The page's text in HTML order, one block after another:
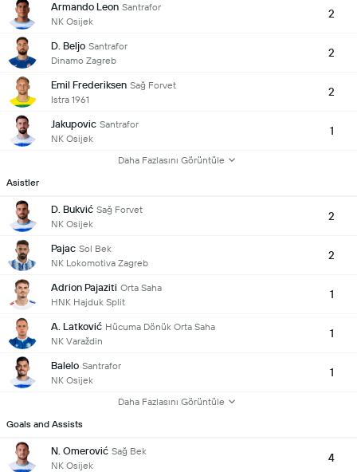
Armando Leon Santrafor
NK Osijek
2
D. Beljo Santrafor
Dinamo Zagreb
2
Emil Frederiksen Sağ Forvet
Istra 1961
2
Jakupovic Santrafor
NK Osijek
1
Daha Fazlasını Görüntüle
Asistler
D. Bukvić Sağ Forvet
NK Osijek
2
Pajac Sol Bek
NK Lokomotiva Zagreb
2
Adrion Pajaziti Orta Saha
HNK Hajduk Split
1
A. Latković Hücuma Dönük Orta Saha
NK Varaždin
1
Balelo Santrafor
NK Osijek
1
Daha Fazlasını Görüntüle
Goals and Assists
N. Omerović Sağ Bek
NK Osijek
4